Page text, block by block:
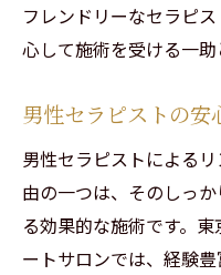
フレンドリーなセラピ
心して施術を受ける一助
男性セラピストの安
男性セラピストによる
由の一つは、そのしっ
る効果的な施術です。
ートサロンでは、経験